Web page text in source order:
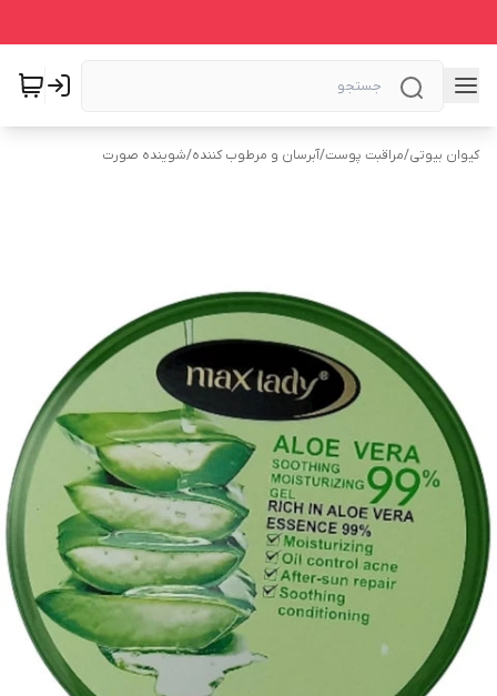
کیوان بیوتی/مراقبت پوست/آبرسان و مرطوب کننده/شوینده صورت